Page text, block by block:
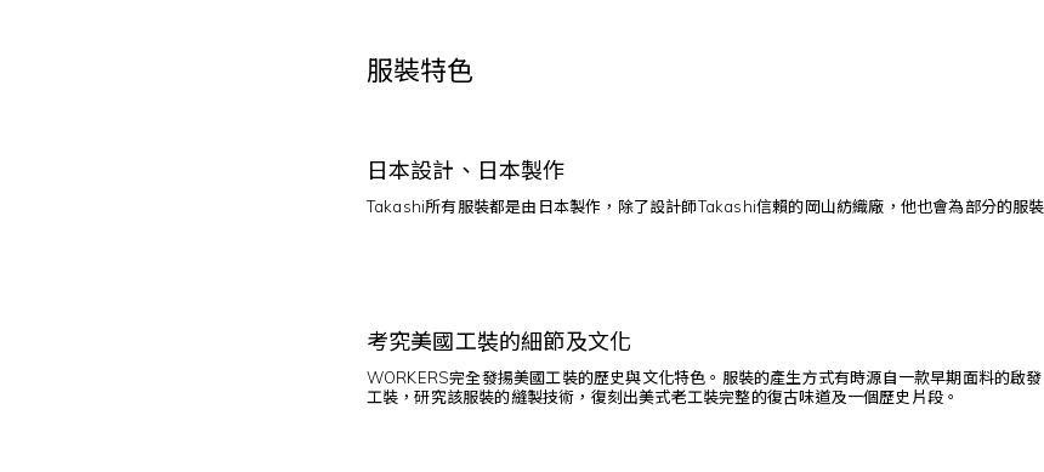
服裝特色
日本設計、日本製作
Takashi所有服裝都是由日本製作，除了設計師Takashi信賴的岡山紡織廠，他也會為部分的服
考究美國工裝的細節及文化
WORKERS完全發揚美國工裝的歷史與文化特色。服裝的產生方式有時源自一款早期面料的啟
工裝，研究該服裝的縫製技術，復刻出美式老工裝完整的復古味道及一個歷史片段。